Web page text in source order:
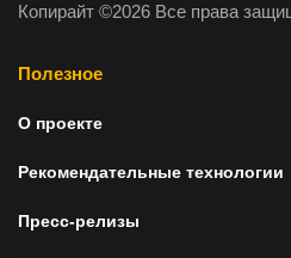
Копирайт ©2026 Все права
Полезное
О проекте
Рекомендательные технологии
Пресс-релизы